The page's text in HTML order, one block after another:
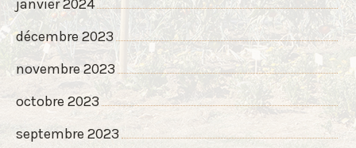
janvier 2024
décembre 2023
novembre 2023
octobre 2023
septembre 2023